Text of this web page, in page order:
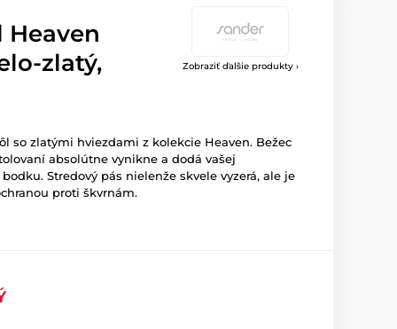
Zobraziť ďalšie produkty ›
Heaven
zlatý,
so zlatými hviezdami z kolekcie Heaven. Bežec
absolútne vynikne a dodá vašej
Stredový pás nielenže skvele vyzerá, ale je
proti škvrnám.